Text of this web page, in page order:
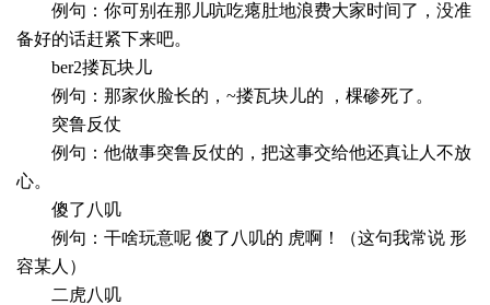
例句：你可别在那儿吭吃瘪肚地浪费大家时间了，没准
备好的话赶紧下来吧。
ber2搂瓦块儿
例句：那家伙脸长的，~搂瓦块儿的 ，棵碜死了。
突鲁反仗
例句：他做事突鲁反仗的，把这事交给他还真让人不放
心。
傻了八叽
例句：干啥玩意呢 傻了八叽的 虎啊！（这句我常说 形
容某人）
二虎八叽